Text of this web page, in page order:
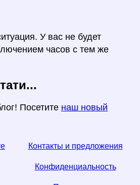
У вас не будет
часов с тем же
Посетите наш новый
Контакты и предложения
Конфиденциальность